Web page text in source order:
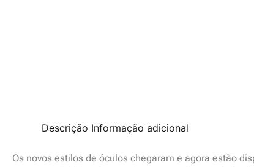
Descrição Informação adicional
Os novos estilos de óculos chegaram e agora estão